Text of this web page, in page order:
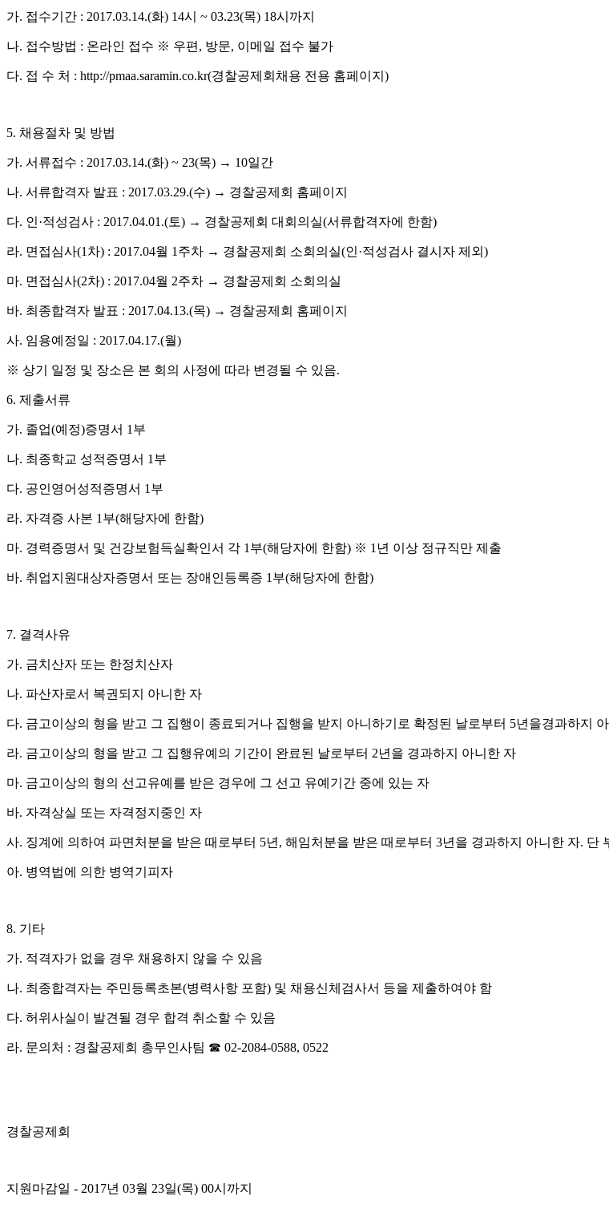
가. 접수기간 : 2017.03.14.(화) 14시 ~ 03.23(목) 18시까지
나. 접수방법 : 온라인 접수 ※ 우편 , 방문, 이메일 접수 불가
다. 접 수 처 : http://pmaa.saramin.co.kr(경찰공제회 채용 전용 홈페이지 )
5. 채용절차 및 방법
가. 서류접수 : 2017.03.14.(화) ~ 23(목) → 10일간
나. 서류합격자 발표 : 2017.03.29.(수) → 경찰공제회 홈페이지
다. 인·적성검사 : 2017.04.01.(토) → 경찰공제회 대회의실(서류합격자에 한함)
라. 면접심사(1 차) : 2017.04월 1 주차 → 경찰공제회 소회의실(인·적성검사 결시자 제외 )
마. 면접심사(2차) : 2017.04월 2주차 → 경찰공제회 소회의실
바. 최종합격자 발표 : 2017.04.13.(목) → 경찰공제회 홈페이지
사. 임용예정일 : 2017.04.17.(월)
※ 상기 일정 및 장소은 본 회의 사정에 따라 변경될 수 있음.
6. 제출서류
가. 졸업(예정)증명서 1 부
나. 최종학교 성적증명서 1 부
다. 공인영어성적증명서 1 부
라. 자격증 사본 1 부(해당자에 한함)
마. 경력증명서 및 건강보험득실확인서 각 1 부(해당자에 한함) ※ 1 년 이상 정규직만 제출
바. 취업지원대상자증명서 또는 장애인등록증 1 부(해당자에 한함)
7. 결격사유
가. 금치산자 또는 한정치산자
나. 파산자로서 복권되지 아니한 자
다. 금고이상의 형을 받고 그 집행이 종료되거나 집행을 받지 아니하기로 확정된 날로부터 5년을경과하지
라. 금고이상의 형을 받고 그 집행유예의 기간이 완료된 날로부터 2년을 경과하지 아니한 자
마. 금고이상의 형의 선고유예를 받은 경우에 그 선고 유예기간 중에 있는 자
바. 자격상실 또는 자격정지중인 자
사. 징계에 의하여 파면처분을 받은 때로부터 5년 , 해임처분을 받은 때로부터 3년을 경과하지 아니한 자. 단
아. 병역법에 의한 병역기피자
8. 기타
가. 적격자가 없을 경우 채용하지 않을 수 있음
나. 최종합격자는 주민등록초본(병력사항 포함) 및 채용신체검사서 등을 제출하여야 함
다. 허위사실이 발견될 경우 합격 취소할 수 있음
라. 문의처 : 경찰공제회 총무인사팀 ☎ 02-2084-0588, 0522
경찰공제회
지원마감일 - 2017년 03월 23일(목) 00시까지